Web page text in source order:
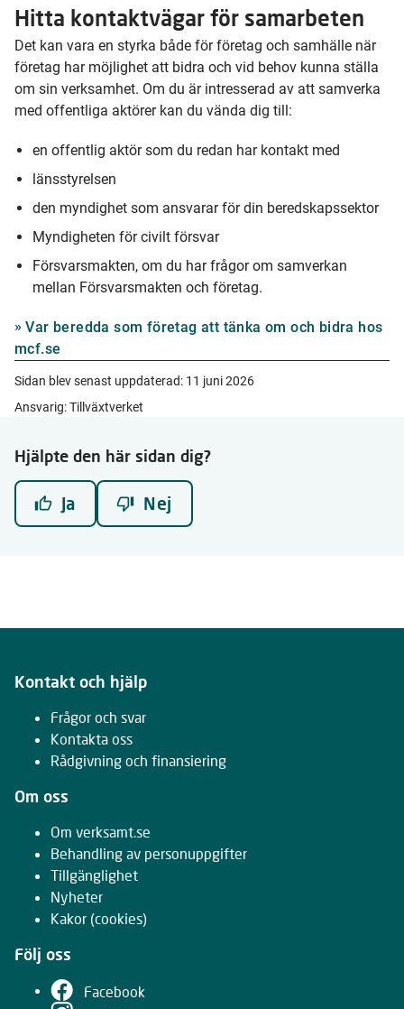
Hitta kontaktvägar för samarbeten
Det kan vara en styrka både för företag och samhälle när
företag har möjlighet att bidra och vid behov kunna ställa
om sin verksamhet. Om du är intresserad av att samverka
med offentliga aktörer kan du vända dig till:
en offentlig aktör som du redan har kontakt med
länsstyrelsen
den myndighet som ansvarar för din beredskapssektor
Myndigheten för civilt försvar
Försvarsmakten, om du har frågor om samverkan
mellan Försvarsmakten och företag.
Var beredda som företag att tänka om och bidra hos
mcf.se
Sidan blev senast uppdaterad: 11 juni 2026
Ansvarig: Tillväxtverket
Hjälpte den här sidan dig?
Ja Nej
Kontakt och hjälp
Frågor och svar
Kontakta oss
Rådgivning och finansiering
Om oss
Om verksamt.se
Behandling av personuppgifter
Tillgänglighet
Nyheter
Kakor (cookies)
Följ oss
Facebook